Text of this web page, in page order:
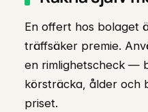
En offert hos bolaget
träffsäker premie.
en rimlighetscheck —
körsträcka, ålder och
priset.